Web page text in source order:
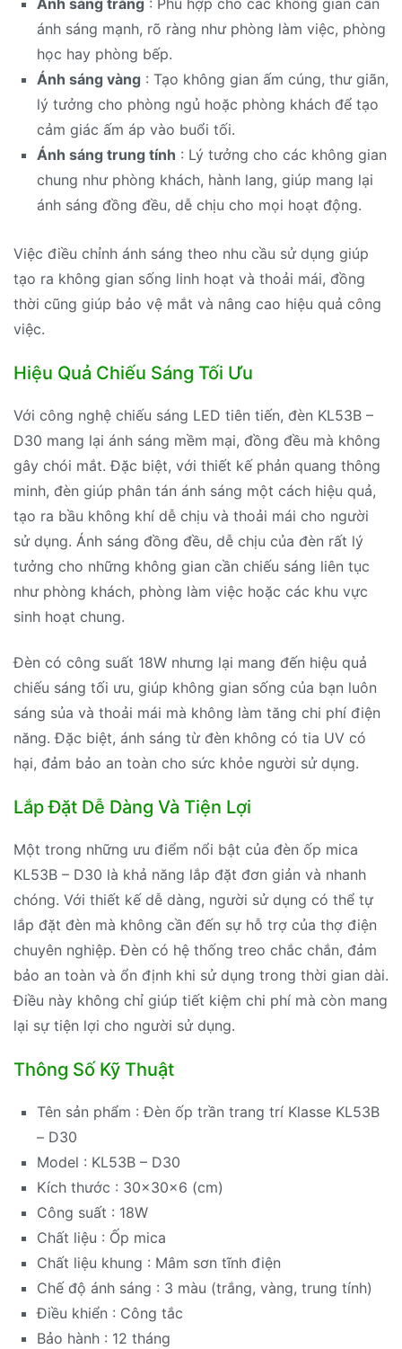
Ánh sáng trắng: Phù hợp cho các không gian cần
ánh sáng mạnh, rõ ràng như phòng làm việc, phòng
học hay phòng bếp.
Ánh sáng vàng: Tạo không gian ấm cúng, thư giãn,
lý tưởng cho phòng ngủ hoặc phòng khách để tạo
cảm giác ấm áp vào buổi tối.
Ánh sáng trung tính : Lý tưởng cho các không gian
chung như phòng khách, hành lang, giúp mang lại
ánh sáng đồng đều, dễ chịu cho mọi hoạt động.
Việc điều chỉnh ánh sáng theo nhu cầu sử dụng giúp
tạo ra không gian sống linh hoạt và thoải mái, đồng
thời cũng giúp bảo vệ mắt và nâng cao hiệu quả công
việc.
Hiệu Quả Chiếu Sáng Tối Ưu
Với công nghệ chiếu sáng LED tiên tiến, đèn KL53B –
D30 mang lại ánh sáng mềm mại, đồng đều mà không
gây chói mắt. Đặc biệt, với thiết kế phản quang thông
minh, đèn giúp phân tán ánh sáng một cách hiệu quả,
tạo ra bầu không khí dễ chịu và thoải mái cho người
sử dụng. Ánh sáng đồng đều, dễ chịu của đèn rất lý
tưởng cho những không gian cần chiếu sáng liên tục
như phòng khách, phòng làm việc hoặc các khu vực
sinh hoạt chung.
Đèn có công suất 18W nhưng lại mang đến hiệu quả
chiếu sáng tối ưu, giúp không gian sống của bạn luôn
sáng sủa và thoải mái mà không làm tăng chi phí điện
năng. Đặc biệt, ánh sáng từ đèn không có tia UV có
hại, đảm bảo an toàn cho sức khỏe người sử dụng.
Lắp Đặt Dễ Dàng Và Tiện Lợi
Một trong những ưu điểm nổi bật của đèn ốp mica
KL53B – D30 là khả năng lắp đặt đơn giản và nhanh
chóng. Với thiết kế dễ dàng, người sử dụng có thể tự
lắp đặt đèn mà không cần đến sự hỗ trợ của thợ điện
chuyên nghiệp. Đèn có hệ thống treo chắc chắn, đảm
bảo an toàn và ổn định khi sử dụng trong thời gian dài.
Điều này không chỉ giúp tiết kiệm chi phí mà còn mang
lại sự tiện lợi cho người sử dụng.
Thông Số Kỹ Thuật
Tên sản phẩm : Đèn ốp trần trang trí Klasse KL53B
– D30
Model : KL53B – D30
Kích thước : 30x30x6 (cm)
Công suất : 18W
Chất liệu : Ốp mica
Chất liệu khung : Mâm sơn tĩnh điện
Chế độ ánh sáng : 3 màu (trắng, vàng, trung tính)
Điều khiển : Công tắc
Bảo hành : 12 tháng